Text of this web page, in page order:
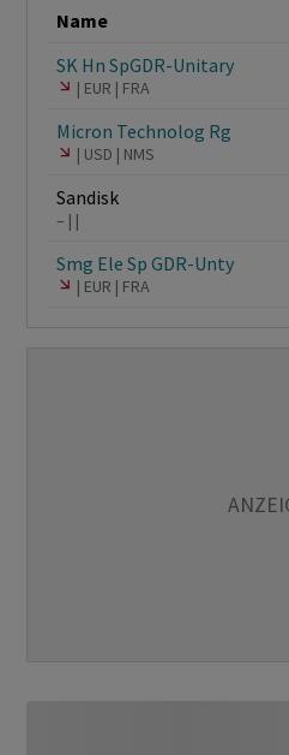
Name
SK Hn SpGDR-Unitary
EUR FRA
Micron Technolog Rg
USD NMS
Sandisk
–
Smg Ele Sp GDR-Unty
EUR FRA